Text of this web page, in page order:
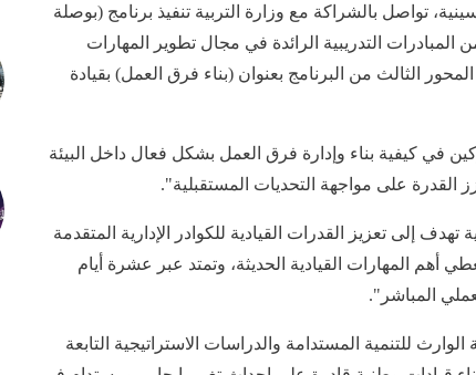
تواصل بالشراكة مع وزارة التربية تنفيذ برنامج (بوصلة
المبادرات التدريبية الرائدة في مجال تطوير المهارات
الثالث من البرنامج بعنوان (بناء فرق العمل) بقيادة
في كيفية بناء وإدارة فرق العمل بشكل فعال داخل البيئة
القدرة على مواجهة التحديات المستقبلية".
إلى تعزيز القدرات القيادية للكوادر الإدارية المتقدمة
المهارات القيادية الحديثة، وتمتد عبر عشرة أيام
المباشر".
للتنمية المستدامة والدراسات الاستراتيجية التابعة